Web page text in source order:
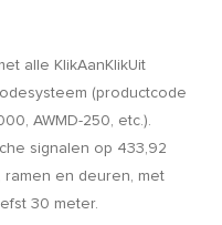
alle KlikAanKlikUit
(productcode
AWMD-250, etc.).
signalen op 433,92
ramen en deuren, met
30 meter.